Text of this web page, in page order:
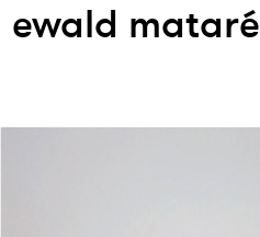
ewald mataré